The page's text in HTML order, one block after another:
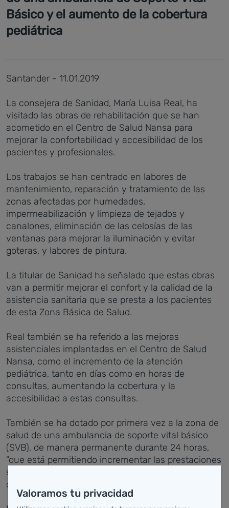
Básico y el aumento de la cobertura
pediátrica
Santander - 11.01.2019
La consejera de Sanidad, María Luisa Real, ha
visitado las obras de rehabilitación que se han
acometido en el Centro de Salud Nansa para
mejorar la confortabilidad y accesibilidad de los
pacientes y profesionales.
Los trabajos se han centrado en labores de
mantenimiento, reparación y tratamiento de las
zonas afectadas por humedades,
impermeabilización y limpieza de tejados y
canalones, eliminación de las celosías de las
ventanas para mejorar la iluminación y evitar
goteras, y labores de pintura.
La titular de Sanidad ha señalado que estas obras
van a permitir mejorar el confort y la calidad de la
asistencia sanitaria que se presta a los pacientes
de esta Zona Básica de Salud.
Real también se ha referido a las mejoras
asistenciales implantadas en el Centro de Salud
Nansa, como el incremento de la atención
pediátrica, tanto en días como en horas de
consultas, aumentando la cobertura y la
accesibilidad a estas consultas.
También se ha dotado por primera vez a la zona de
salud de una ambulancia de soporte vital básico
(SVB), de manera permanente durante 24 horas,
"que está permitiendo incrementar las prestaciones
sanitarias en una zona de salud con población
dispersa y de avanzada edad".
Valoramos tu privacidad